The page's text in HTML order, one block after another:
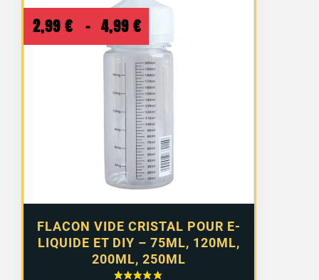
FLACON VIDE CRISTAL POUR E-
LIQUIDE ET DIY – 75ML, 120ML,
200ML, 250ML
2,99 € – 4,99 €
de
prix :
2,99 €
à
4,99 €